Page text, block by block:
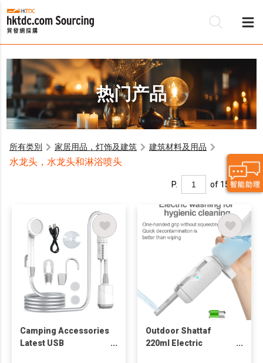
热门产品
所有类別 家居用品，灯饰及建筑 建筑材料及用品
水龙头，水龙头和淋浴喷头
P. of 15
Camping Accessories
Latest USB
Outdoor Shattaf
220ml Electric